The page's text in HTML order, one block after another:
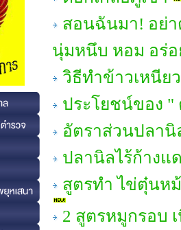
สอนฉันมา! อย่า
นุ่มหนึบ หอม อร่อ
วิธีทำข้าวเหนีย
ประโยชน์ของ "
อัตราส่วนปลา
ปลานิลไร้ก้างแ
สูตรทำ ไข่ตุ๋นห
2 สูตรหมูกรอบ